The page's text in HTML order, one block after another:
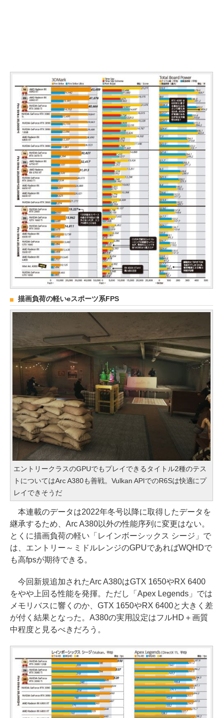
描画負荷の軽いeスポーツ系FPS
エントリークラスのGPUでもプレイできるタイトル2種のテス
トについてはArc A380も善戦。Vulkan APIでのR6Sは快適にプ
レイできそうだ
本連載のデータは2022年冬号以降に取得したデータを
継承するため、Arc A380以外の性能序列に変更はない。
とくに描画負荷の軽い「レインボーシックス シージ」で
は、エントリー～ミドルレンジのGPUであればWQHDで
も高fpsが期待できる。
今回新規追加されたArc A380はGTX 1650やRX 6400
をやや上回る性能を発揮。ただし「Apex Legends」では
メモリバスに響くのか、GTX 1650やRX 6400と大きく差
が付く結果となった。A380の実用設定はフルHD＋画質
中程度と見るべきだろう。